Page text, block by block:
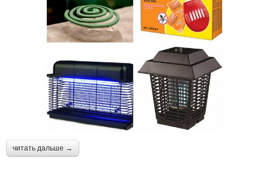
читать дальше →